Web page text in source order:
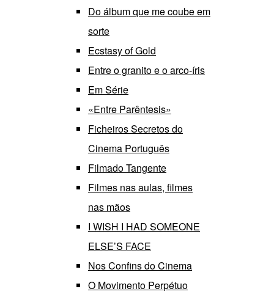
Do álbum que me coube em
sorte
Ecstasy of Gold
Entre o granito e o arco-íris
Em Série
«Entre Parêntesis»
Ficheiros Secretos do
Cinema Português
Filmado Tangente
Filmes nas aulas, filmes
nas mãos
I WISH I HAD SOMEONE
ELSE’S FACE
Nos Confins do Cinema
O Movimento Perpétuo